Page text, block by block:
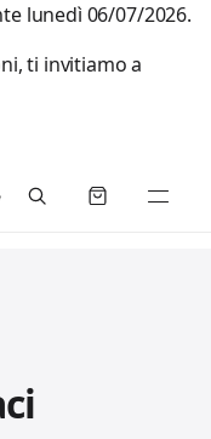
lunedì 06/07/2026.
ti invitiamo a